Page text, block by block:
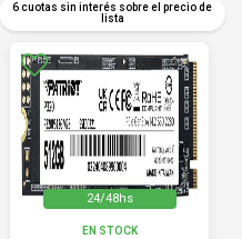
6 cuotas sin interés sobre el precio de
lista
24/48hs
EN STOCK